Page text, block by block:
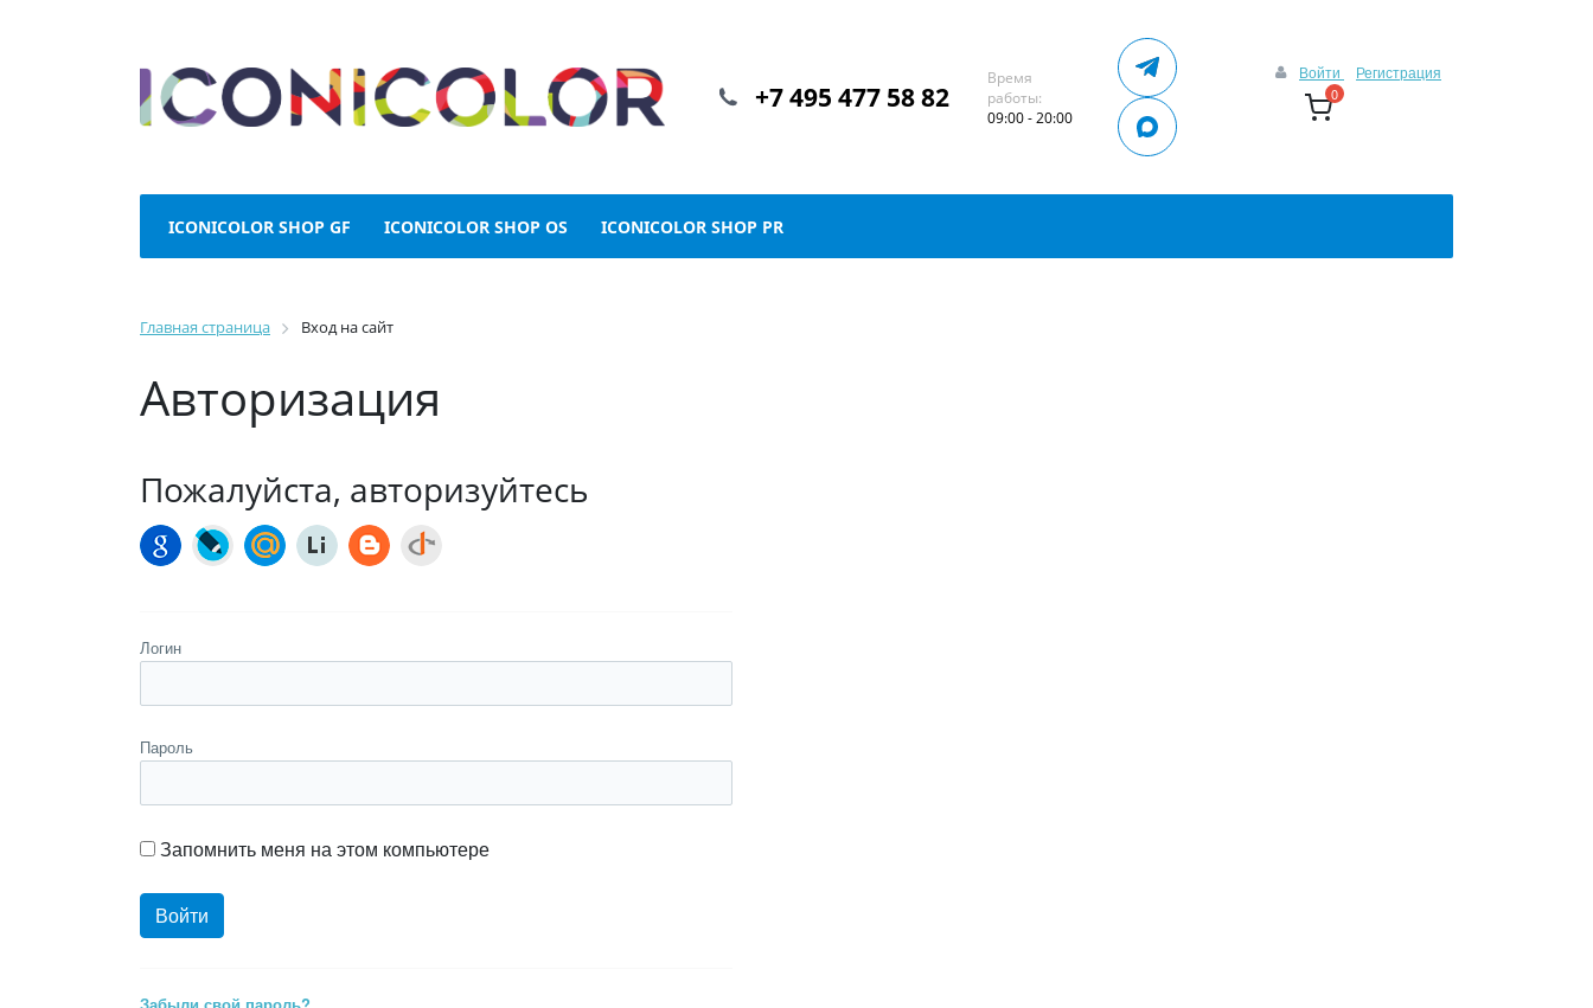
Войти Регистрация
0
+7 495 477 58 82
Время
работы:
09:00 - 20:00
ICONICOLOR SHOP GF ICONICOLOR SHOP OS ICONICOLOR SHOP PR
Главная страница Вход на сайт
Авторизация
Пожалуйста, авторизуйтесь
Логин
Пароль
Запомнить меня на этом компьютере